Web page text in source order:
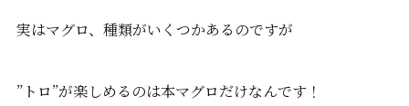
実はマグロ、種類がいくつかあるのですが
”トロ”が楽しめるのは本マグロだけなんです！